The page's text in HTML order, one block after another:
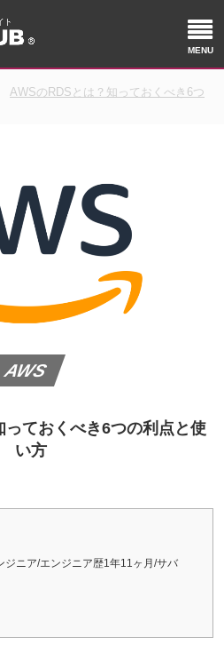
AWSのRDSとは？知っておくべき6つ
AWS
ておくべき6つの利点と使
い方
ジニア/エンジニア歴1年11ヶ月/サバ